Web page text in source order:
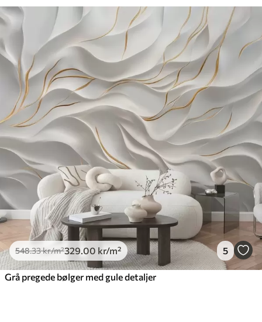
548.33kr/m²329 .00 kr/m² 5
Grå pregede bølger med gule detaljer